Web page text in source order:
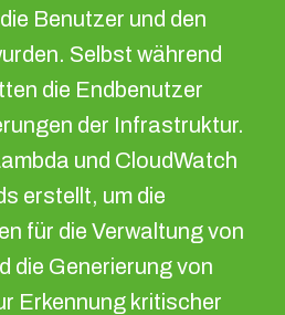
Benutzer und den
Selbst während
die Endbenutzer
der Infrastruktur.
und CloudWatch
erstellt, um die
für die Verwaltung von
die Generierung von
Erkennung kritischer